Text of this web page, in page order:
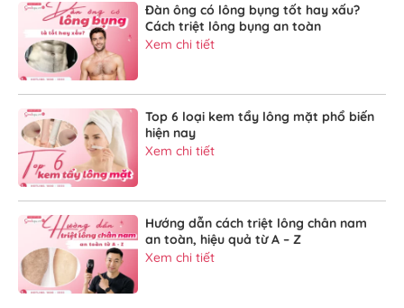
Đàn ông có lông bụng tốt hay xấu?
Cách triệt lông bụng an toàn
Xem chi tiết
Top 6 loại kem tẩy lông mặt phổ biến
hiện nay
Xem chi tiết
Hướng dẫn cách triệt lông chân nam
an toàn, hiệu quả từ A – Z
Xem chi tiết